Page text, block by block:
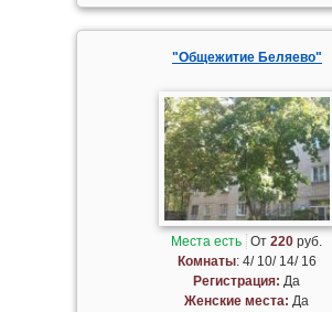
"Общежитие Беляево"
Места есть От220 руб.
Комнаты: 4/ 10/ 14/ 16
Регистрация: Да
Женские места: Да